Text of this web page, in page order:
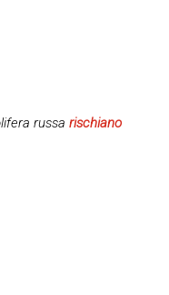
russa rischiano